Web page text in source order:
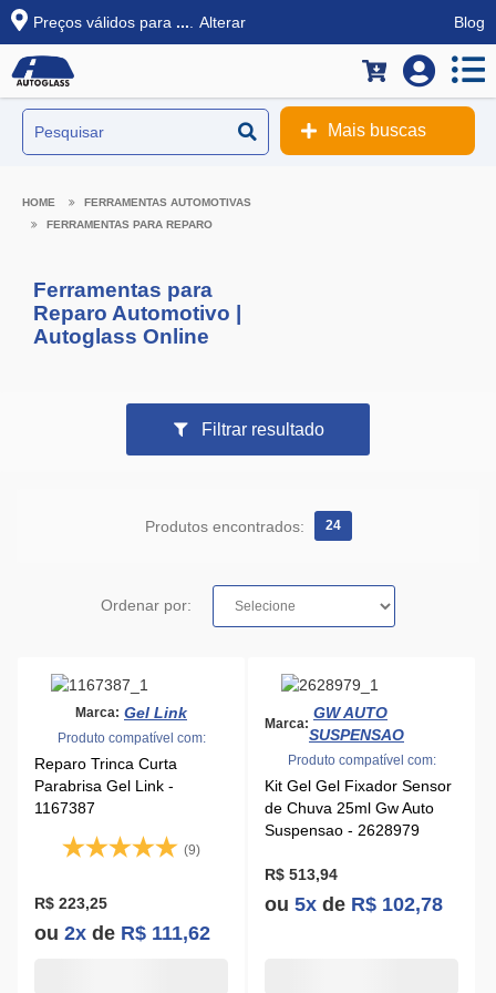
Preços válidos para ... Alterar Blog
Mais buscas
FERRAMENTAS AUTOMOTIVAS
FERRAMENTAS PARA REPARO
Ferramentas para
Reparo Automotivo |
Autoglass Online
Filtrar resultado
Produtos encontrados: 24
Ordenar por:
Marca: Gel Link
Produto compatível com:
Reparo Trinca Curta
Parabrisa Gel Link -
1167387
(9)
R$ 223,25
ou 2x de R$ 111,62
Marca:
GW AUTO
SUSPENSAO
Produto compatível com:
Kit Gel Gel Fixador Sensor
de Chuva 25ml Gw Auto
Suspensao - 2628979
R$ 513,94
ou 5x de R$ 102,78